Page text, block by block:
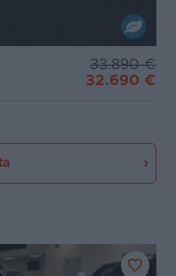
33.890 €
32.690 €